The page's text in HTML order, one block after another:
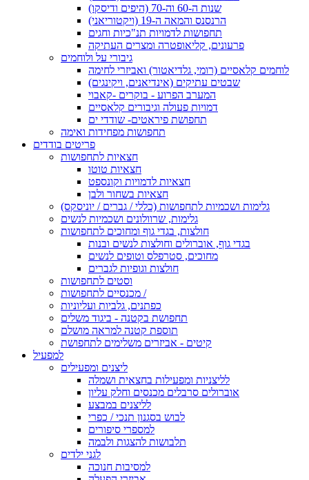
שנות ה-60 וה-70 (היפים ודיסקו)
הרנסנס והמאה ה-19 (ויקטוריאני)
תחפושות לדמויות תנ"כיות וחגים
פרעונים, קליאופטרה ומצרים העתיקה
גיבורי על ולוחמים
לוחמים קלאסיים (רומי, גלדיאטור) ואביזרי לחימה
שבטים עתיקים (אינדיאנים, ויקינגים)
המערב הפרוע - בוקרים -קאבוי
דמויות פעולה וגיבורים קלאסיים
תחפושת פיראטים- שודדי ים
תחפושות מפחידות ואימה
פריטים בודדים
חצאיות לתחפושות
חצאיות טוטו
חצאיות לדמויות וקונספט
חצאיות בשחור ולבן
גלימות ושכמיות לתחפושות (כללי / גברים / יוניסקס)
גלימות, שרוולונים ושכמיות לנשים
חולצות, בגדי גוף ומחוכים לתחפושות
בגדי גוף, אוברולים וחולצות לנשים ובנות
מחוכים, סטרפלס וטופים לנשים
חולצות וגופיות לגברים
וסטים לתחפושות
מכנסיים לתחפושות /
כפתנים, גלביות ועליוניות
תחפושת בקטנה - ביגוד משלים
תוספת קטנה למראה מושלם
קיטים - אביזרים משלימים לתחפושת
למפעיל
ליצנים ומפעילים
לליצניות ומפעילות בחצאית ושמלה
אוברולים סרבלים מכנסים וחלק עליון
לליצנים במבצע
לבוש בסגנון תנכי / כפרי
למספרי סיפורים
תלבושות להצגות ולבמה
לגני ילדים
למסיבות חנוכה